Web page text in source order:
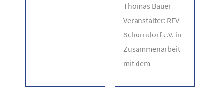
Thomas Bauer
Veranstalter: RFV
Schorndorf e.V. in
Zusammenarbeit
mit dem